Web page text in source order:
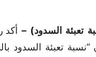
تعبئة السدود) – أكد